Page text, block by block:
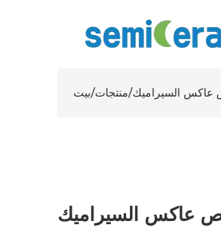
بيت/منتجات/